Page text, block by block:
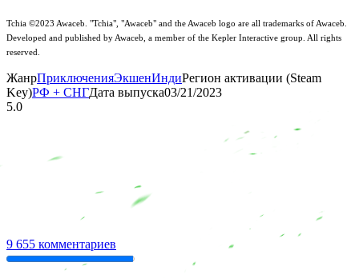
Tchia ©2023 Awaceb. "Tchia", "Awaceb" and the Awaceb logo are all trademarks of Awaceb.
Developed and published by Awaceb, a member of the Kepler Interactive group. All rights
reserved.
ЖанрПриключенияЭкшенИндиРегион активации (Steam
Key)РФ + СНГДата выпуска03/21/2023
5.0
9 655 комментариев